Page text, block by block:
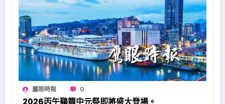
鷹眼時報 0
2026丙午鷄籠中元祭即將盛大登場。